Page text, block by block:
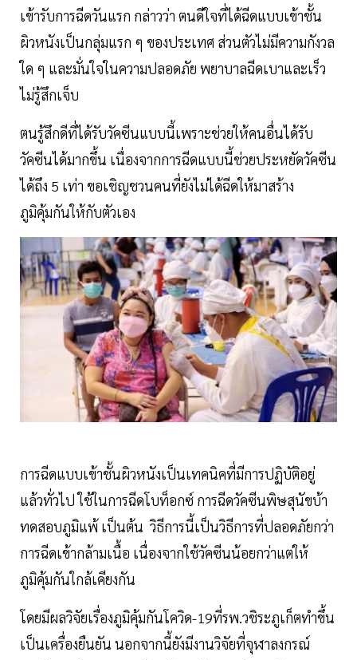
เข้ารับการฉีดวันแรก กล่าวว่า ตนดีใจที่ได้ฉีดแบบเข้าชั้น
ผิวหนังเป็นกลุ่มแรก ๆ ของประเทศ ส่วนตัวไม่มีความกังวล
ใด ๆ และมั่นใจในความปลอดภัย พยาบาลฉีดเบาและเร็ว
ไม่รู้สึกเจ็บ
ตนรู้สึกดีที่ได้รับวัคซีนแบบนี้เพราะช่วยให้คนอื่นได้รับ
วัคซีนได้มากขึ้น เนื่องจากการฉีดแบบนี้ช่วยประหยัดวัคซีน
ได้ถึง 5 เท่า ขอเชิญชวนคนที่ยังไม่ได้ฉีดให้มาสร้าง
ภูมิคุ้มกันให้กับตัวเอง
การฉีดแบบเข้าชั้นผิวหนังเป็นเทคนิคที่มีการปฏิบัติอยู่
แล้วทั่วไป ใช้ในการฉีดโบท็อกซ์ การฉีดวัคซีนพิษสุนัขบ้า
ทดสอบภูมิแพ้ เป็นต้น วิธีการนี้เป็นวิธีการที่ปลอดภัยกว่า
การฉีดเข้ากล้ามเนื้อ เนื่องจากใช้วัคซีนน้อยกว่าแต่ให้
ภูมิคุ้มกันใกล้เคียงกัน
โดยมีผลวิจัยเรื่องภูมิคุ้มกันโควิด-19ที่รพ.วชิระภูเก็ตทำขึ้น
เป็นเครื่องยืนยัน นอกจากนี้ยังมีงานวิจัยที่จุฬาลงกรณ์